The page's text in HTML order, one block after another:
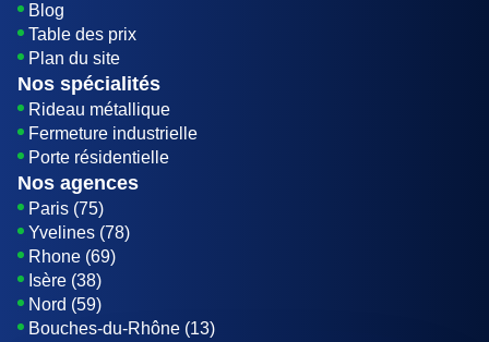
Blog
Table des prix
Plan du site
Nos spécialités
Rideau métallique
Fermeture industrielle
Porte résidentielle
Nos agences
Paris (75)
Yvelines (78)
Rhone (69)
Isère (38)
Nord (59)
Bouches-du-Rhône (13)